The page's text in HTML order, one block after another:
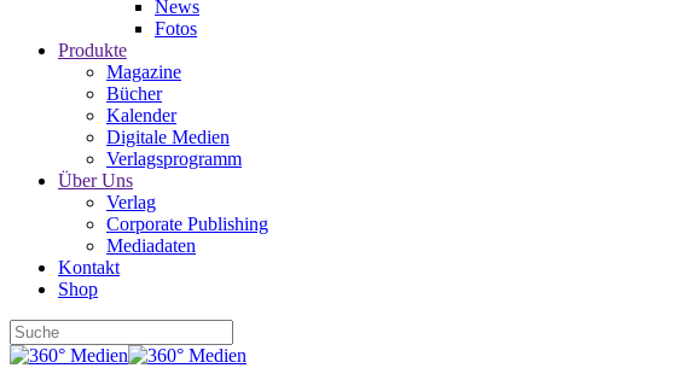
News
Fotos
Produkte
Magazine
Bücher
Kalender
Digitale Medien
Verlagsprogramm
Über Uns
Verlag
Corporate Publishing
Mediadaten
Kontakt
Shop